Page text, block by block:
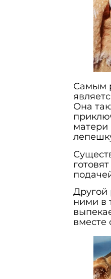
Самым
Она
матери
Другой
ними в
вместе